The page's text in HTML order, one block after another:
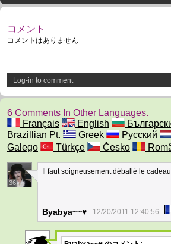
コメント
コメントはありません
Log-in to comment
6 Comments In Other Languages.
Français
English
Brazillian Pt.
Greek Русский
Galego
Türkçe Česko
36
Il faut soigneusement déballé le
Byabya~~♥ 12/20/2011 12:40:56